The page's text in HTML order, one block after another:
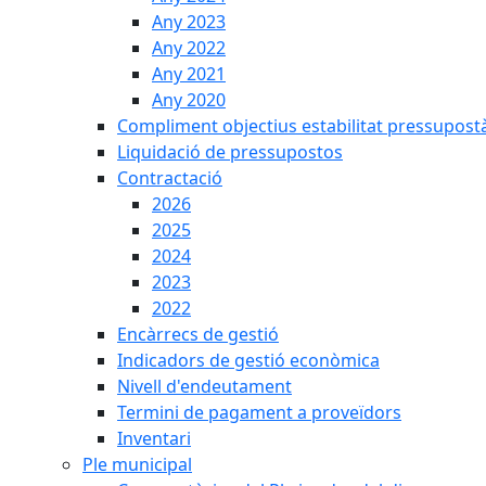
Any 2023
Any 2022
Any 2021
Any 2020
Compliment objectius estabilitat
Liquidació de pressupostos
Contractació
2026
2025
2024
2023
2022
Encàrrecs de gestió
Indicadors de gestió econòmica
Nivell d'endeutament
Termini de pagament a proveïdors
Inventari
Ple municipal